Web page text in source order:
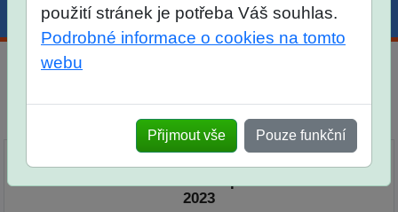
Menu Účet Košík
použití stránek je potřeba Váš souhlas.
Podrobné informace o cookies na tomto
webu
Přijmout vše Pouze funkční
2023